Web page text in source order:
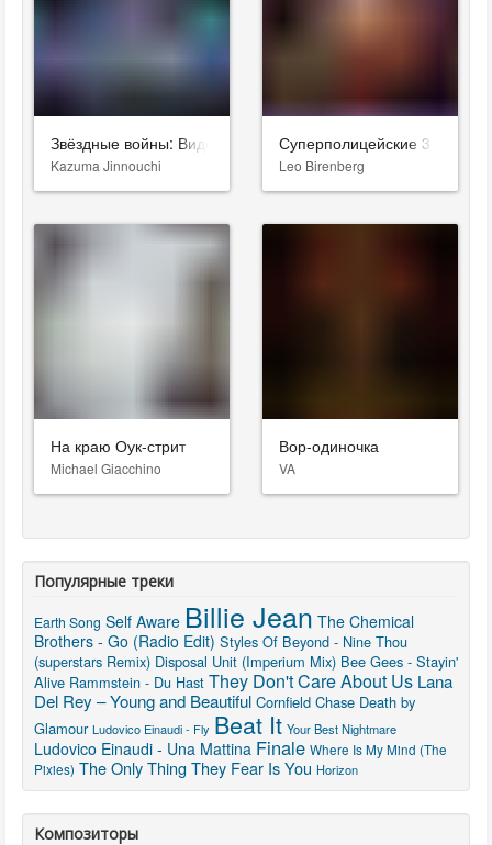
Звёздные войны: Видения. Девятый джедай
Kazuma Jinnouchi
Суперполицейские 3
Leo Birenberg
На краю Оук-стрит
Michael Giacchino
Вор-одиночка
VA
Популярные треки
Earth Song Self Aware Billie Jean The Chemical
Brothers - Go (Radio Edit) Styles Of Beyond - Nine Thou
(superstars Remix) Disposal Unit (Imperium Mix) Bee Gees - Stayin'
Alive Rammstein - Du Hast They Don't Care About Us Lana
Del Rey – Young and Beautiful Cornfield Chase Death by
Glamour Ludovico Einaudi - Fly Beat It Your Best Nightmare
Ludovico Einaudi - Una Mattina Finale Where Is My Mind (The
Pixies) The Only Thing They Fear Is You Horizon
Композиторы